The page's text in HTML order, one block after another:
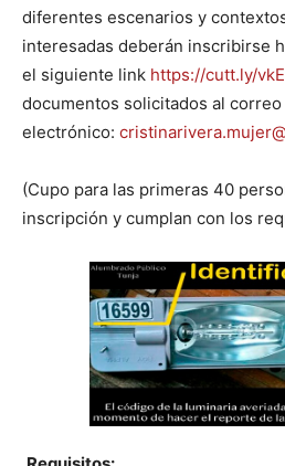
diferentes escenarios y
interesadas deberán inscribirse
el siguiente link https://cutt.ly/
documentos solicitados al correo
electrónico:
(Cupo para las primeras 40
inscripción y cumplan con los